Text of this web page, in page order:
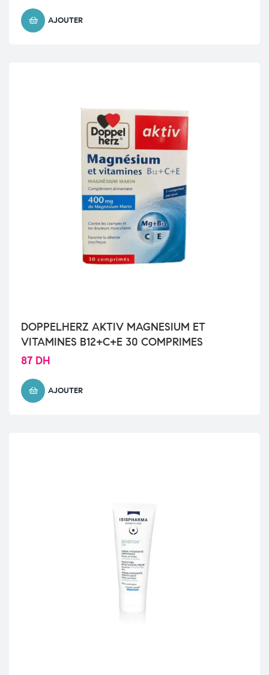
AJOUTER
DOPPELHERZ AKTIV MAGNESIUM ET
VITAMINES B12+C+E 30 COMPRIMES
87 DH
AJOUTER